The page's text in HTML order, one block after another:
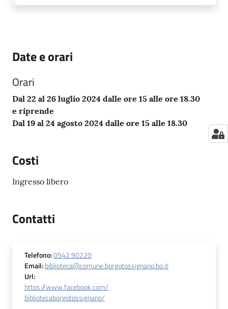
Date e orari
Orari
Dal 22 al 26 luglio 2024 dalle ore 15 alle ore 18.30
e riprende
Dal 19 al 24 agosto 2024 dalle ore 15 alle 18.30
Costi
Ingresso libero
Contatti
Telefono:0542 90220
Email:biblioteca@comune.borgotossignano.bo.it
Url:
https://www.facebook.com/
bibliotecaborgotossignano/